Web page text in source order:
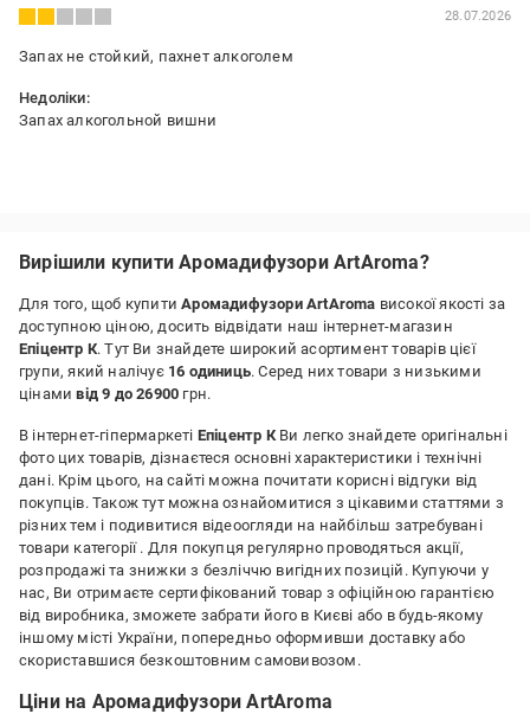
28.07.2026
Запах не стойкий, пахнет алкоголем
Недоліки:
Запах алкогольной вишни
Вирішили купити Аромадифузори ArtAroma?
Для того, щоб купитиАромадифузори ArtAroma високої якості за
доступною ціною, досить відвідати наш інтернет-магазин
Епіцентр К. Тут Ви знайдете широкий асортимент товарів цієї
групи, який налічує 16 одиниць. Серед них товари з низькими
цінамивід 9 до 26900 грн.
В інтернет-гіпермаркеті Епіцентр КВи легко знайдете оригінальні
фото цих товарів, дізнаєтеся основні характеристики і технічні
дані. Крім цього, на сайті можна почитати корисні відгуки від
покупців. Також тут можна ознайомитися з цікавими статтями з
різних тем і подивитися відеоогляди на найбільш затребувані
товари категорії . Для покупця регулярно проводяться акції,
розпродажі та знижки з безліччю вигідних позицій. Купуючи у
нас, Ви отримаєте сертифікований товар з офіційною гарантією
від виробника, зможете забрати його в Києві або в будь-якому
іншому місті України, попередньо оформивши доставку або
скориставшися безкоштовним самовивозом.
Ціни на Аромадифузори ArtAroma